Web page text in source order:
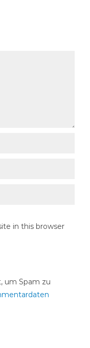
in this browser
um Spam zu